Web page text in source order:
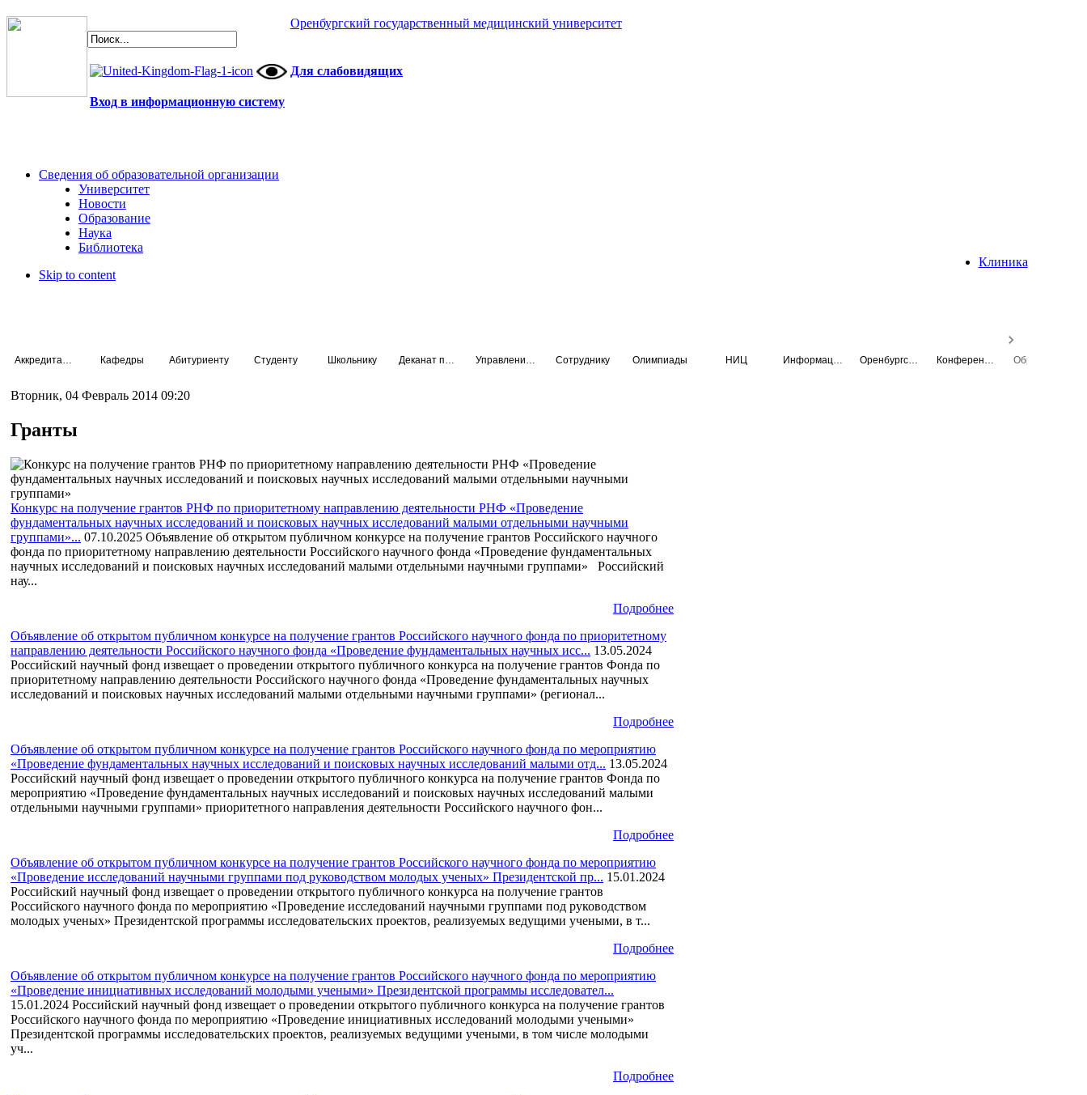
Оренбургский государственный медицинский университет
Для слабовидящих
Вход в информационную систему
Сведения об образовательной организации
Университет
Новости
Образование
Наука
Библиотека
Клиника
Skip to content
Кафедры Абитуриенту Студенту Школьнику Сотруднику Олимпиады НИЦ
Вторник, 04 Февраль 2014 09:20
Гранты
Конкурс на получение грантов РНФ по приоритетному направлению деятельности РНФ «Проведение
фундаментальных научных исследований и поисковых научных исследований малыми отдельными научными
группами»... 07.10.2025 Объявление об открытом публичном конкурсе на получение грантов Российского научного
фонда по приоритетному направлению деятельности Российского научного фонда «Проведение фундаментальных
научных исследований и поисковых научных исследований малыми отдельными научными группами» Российский
нау...
Подробнее
Объявление об открытом публичном конкурсе на получение грантов Российского научного фонда по приоритетному
направлению деятельности Российского научного фонда «Проведение фундаментальных научных исс... 13.05.2024
Российский научный фонд извещает о проведении открытого публичного конкурса на получение грантов Фонда по
приоритетному направлению деятельности Российского научного фонда «Проведение фундаментальных научных
исследований и поисковых научных исследований малыми отдельными научными группами» (регионал...
Подробнее
Объявление об открытом публичном конкурсе на получение грантов Российского научного фонда по мероприятию
«Проведение фундаментальных научных исследований и поисковых научных исследований малыми отд... 13.05.2024
Российский научный фонд извещает о проведении открытого публичного конкурса на получение грантов Фонда по
мероприятию «Проведение фундаментальных научных исследований и поисковых научных исследований малыми
отдельными научными группами» приоритетного направления деятельности Российского научного фон...
Подробнее
Объявление об открытом публичном конкурсе на получение грантов Российского научного фонда по мероприятию
«Проведение исследований научными группами под руководством молодых ученых» Президентской пр... 15.01.2024
Российский научный фонд извещает о проведении открытого публичного конкурса на получение грантов
Российского научного фонда по мероприятию «Проведение исследований научными группами под руководством
молодых ученых» Президентской программы исследовательских проектов, реализуемых ведущими учеными, в т...
Подробнее
Объявление об открытом публичном конкурсе на получение грантов Российского научного фонда по мероприятию
«Проведение инициативных исследований молодыми учеными» Президентской программы исследовател...
15.01.2024 Российский научный фонд извещает о проведении открытого публичного конкурса на получение грантов
Российского научного фонда по мероприятию «Проведение инициативных исследований молодыми учеными»
Президентской программы исследовательских проектов, реализуемых ведущими учеными, в том числе молодыми
уч...
Подробнее